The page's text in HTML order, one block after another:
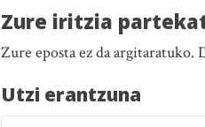
Zure iritzia
Zure eposta ez da
Utzi erantzuna